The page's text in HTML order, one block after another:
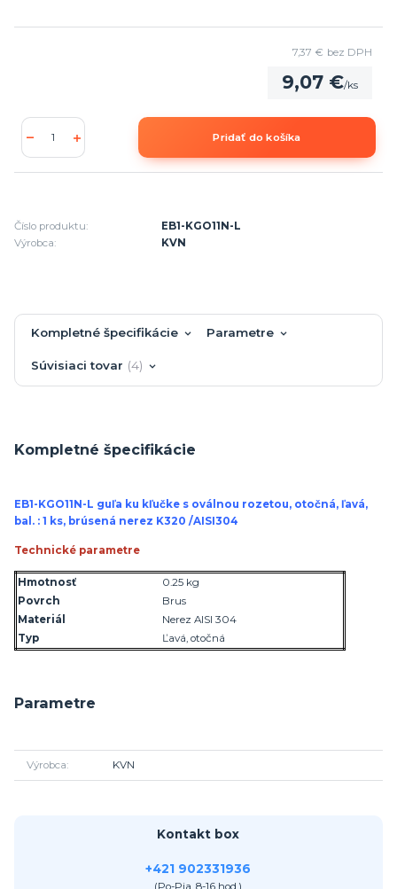
9,07 €/ks
7,37 € bez DPH
Pridať do košíka
Číslo produktu:
EB1-KGO11N-L
Výrobca:
KVN
Kompletné špecifikácie Parametre
Súvisiaci tovar 4
Kompletné špecifikácie
EB1-KGO11N-L guľa ku kľučke s oválnou rozetou, otočná, ľavá,
bal. : 1 ks, brúsená nerez K320 /AISI304
Technické parametre
Hmotnosť
0.25 kg
Povrch
Brus
Materiál
Nerez AISI 304
Typ
Ľavá, otočná
Parametre
Výrobca KVN
Kontakt box
+421 902331936
(Po-Pia, 8-16 hod.)